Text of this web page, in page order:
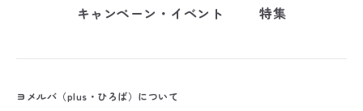
キャンペーン・イベント
特集
ヨメルバ（plus・ひろば）について